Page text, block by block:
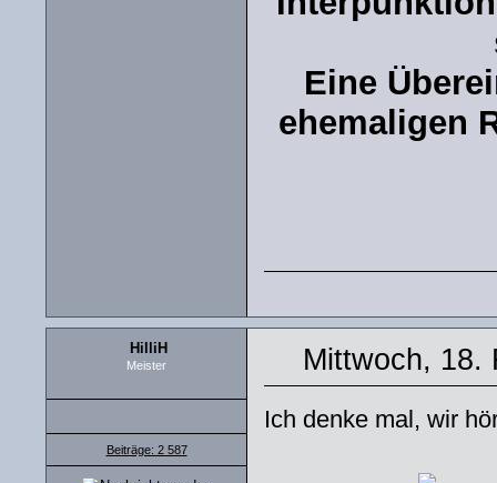
Eine
ehemaligen
HilliH
Meister
Beiträge: 2 587
Mittwoch, 18.
Ich denke mal, wir